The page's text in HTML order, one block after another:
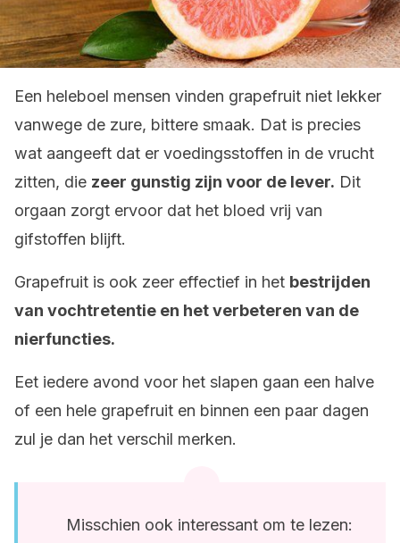
Een heleboel mensen vinden grapefruit niet lekker
vanwege de zure, bittere smaak. Dat is precies
wat aangeeft dat er voedingsstoffen in de vrucht
zitten, die zeer gunstig zijn voor de lever. Dit
orgaan zorgt ervoor dat het bloed vrij van
gifstoffen blijft.
Grapefruit is ook zeer effectief in het bestrijden
van vochtretentie en het verbeteren van de
nierfuncties.
Eet iedere avond voor het slapen gaan een halve
of een hele grapefruit en binnen een paar dagen
zul je dan het verschil merken.
Misschien ook interessant om te lezen: